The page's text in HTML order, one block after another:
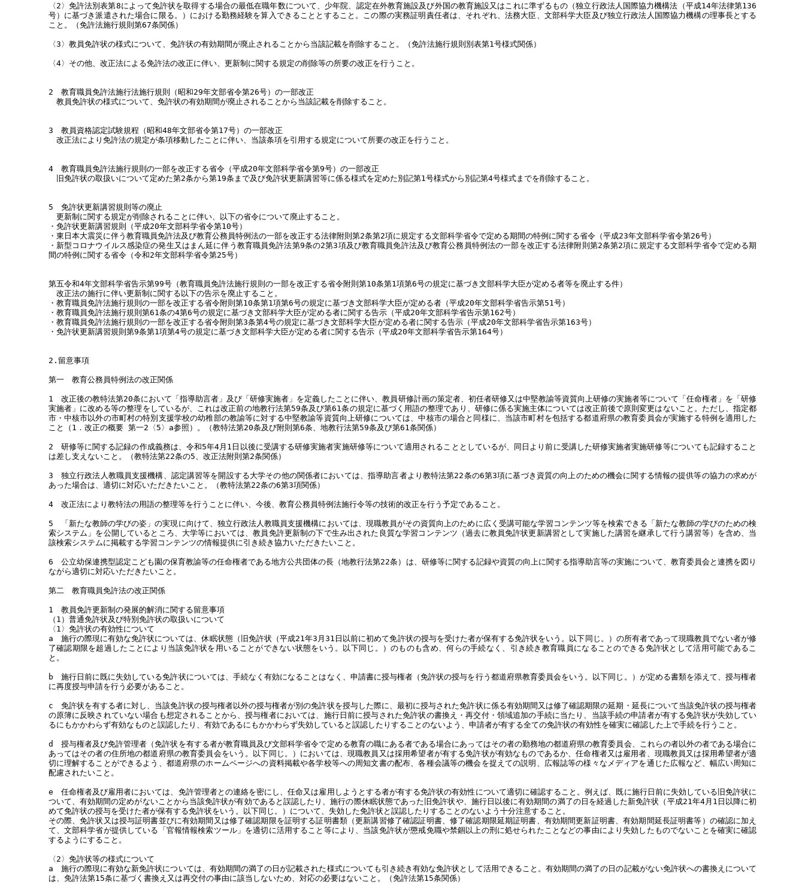
〈2〉免許法別表第8によって免許状を取得する場合の最低在職年数について、少年院、認定在外教育施設及び外国の教育施設又はこれに準ずるもの（独立行政法人国際協力機構法（平成14年法律第136
号）に基づき派遣された場合に限る。）における勤務経験を算入できることとすること。この際の実務証明責任者は、それぞれ、法務大臣、文部科学大臣及び独立行政法人国際協力機構の理事長とする
こと。（免許法施行規則第67条関係）
〈3〉教員免許状の様式について、免許状の有効期間が廃止されることから当該記載を削除すること。（免許法施行規則別表第1号様式関係）
〈4〉その他、改正法による免許法の改正に伴い、更新制に関する規定の削除等の所要の改正を行うこと。
2 教育職員免許法施行法施行規則（昭和29年文部省令第26号）の一部改正
教員免許状の様式について、免許状の有効期間が廃止されることから当該記載を削除すること。
3 教員資格認定試験規程（昭和48年文部省令第17号）の一部改正
改正法により免許法の規定が条項移動したことに伴い、当該条項を引用する規定について所要の改正を行うこと。
4 教育職員免許法施行規則の一部を改正する省令（平成20年文部科学省令第9号）の一部改正
旧免許状の取扱いについて定めた第2条から第19条まで及び免許状更新講習等に係る様式を定めた別記第1号様式から別記第4号様式までを削除すること。
5 免許状更新講習規則等の廃止
更新制に関する規定が削除されることに伴い、以下の省令について廃止すること。
・免許状更新講習規則（平成20年文部科学省令第10号）
・東日本大震災に伴う教育職員免許法及び教育公務員特例法の一部を改正する法律附則第2条第2項に規定する文部科学省令で定める期間の特例に関する省令（平成23年文部科学省令第26号）
・新型コロナウイルス感染症の発生又はまん延に伴う教育職員免許法第9条の2第3項及び教育職員免許法及び教育公務員特例法の一部を改正する法律附則第2条第2項に規定する文部科学省令で定める期
間の特例に関する省令（令和2年文部科学省令第25号）
第五令和4年文部科学省告示第99号（教育職員免許法施行規則の一部を改正する省令附則第10条第1項第6号の規定に基づき文部科学大臣が定める者等を廃止する件）
改正法の施行に伴い更新制に関する以下の告示を廃止すること。
・教育職員免許法施行規則の一部を改正する省令附則第10条第1項第6号の規定に基づき文部科学大臣が定める者（平成20年文部科学省告示第51号）
・教育職員免許法施行規則第61条の4第6号の規定に基づき文部科学大臣が定める者に関する告示（平成20年文部科学省告示第162号）
・教育職員免許法施行規則の一部を改正する省令附則第3条第4号の規定に基づき文部科学大臣が定める者に関する告示（平成20年文部科学省告示第163号）
・免許状更新講習規則第9条第1項第4号の規定に基づき文部科学大臣が定める者に関する告示（平成20年文部科学省告示第164号）
2.留意事項
第一 教育公務員特例法の改正関係
1 改正後の教特法第20条において「指導助言者」及び「研修実施者」を定義したことに伴い、教員研修計画の策定者、初任者研修又は中堅教諭等資質向上研修の実施者等について「任命権者」を「研修
実施者」に改める等の整理をしているが、これは改正前の地教行法第59条及び第61条の規定に基づく用語の整理であり、研修に係る実施主体については改正前後で原則変更はないこと。ただし、指定都
市・中核市以外の市町村の特別支援学校の幼稚部の教諭等に対する中堅教諭等資質向上研修については、中核市の場合と同様に、当該市町村を包括する都道府県の教育委員会が実施する特例を適用した
こと（1．改正の概要 第一2〈5〉a参照）。（教特法第20条及び附則第6条、地教行法第59条及び第61条関係）
2 研修等に関する記録の作成義務は、令和5年4月1日以後に受講する研修実施者実施研修等について適用されることとしているが、同日より前に受講した研修実施者実施研修等についても記録すること
は差し支えないこと。（教特法第22条の5、改正法附則第2条関係）
3 独立行政法人教職員支援機構、認定講習等を開設する大学その他の関係者においては、指導助言者より教特法第22条の6第3項に基づき資質の向上のための機会に関する情報の提供等の協力の求めが
あった場合は、適切に対応いただきたいこと。（教特法第22条の6第3項関係）
4 改正法により教特法の用語の整理等を行うことに伴い、今後、教育公務員特例法施行令等の技術的改正を行う予定であること。
5 「新たな教師の学びの姿」の実現に向けて、独立行政法人教職員支援機構においては、現職教員がその資質向上のために広く受講可能な学習コンテンツ等を検索できる「新たな教師の学びのための検
索システム」を公開しているところ、大学等においては、教員免許更新制の下で生み出された良質な学習コンテンツ（過去に教員免許状更新講習として実施した講習を継承して行う講習等）を含め、当
該検索システムに掲載する学習コンテンツの情報提供に引き続き協力いただきたいこと。
6 公立幼保連携型認定こども園の保育教諭等の任命権者である地方公共団体の長（地教行法第22条）は、研修等に関する記録や資質の向上に関する指導助言等の実施について、教育委員会と連携を図り
ながら適切に対応いただきたいこと。
第二 教育職員免許法の改正関係
1 教員免許更新制の発展的解消に関する留意事項
（1）普通免許状及び特別免許状の取扱いについて
〈1〉免許状の有効性について
a 施行の際現に有効な免許状については、休眠状態（旧免許状（平成21年3月31日以前に初めて免許状の授与を受けた者が保有する免許状をいう。以下同じ。）の所有者であって現職教員でない者が修
了確認期限を超過したことにより当該免許状を用いることができない状態をいう。以下同じ。）のものも含め、何らの手続なく、引き続き教育職員になることのできる免許状として活用可能であるこ
と。
b 施行日前に既に失効している免許状については、手続なく有効になることはなく、申請書に授与権者（免許状の授与を行う都道府県教育委員会をいう。以下同じ。）が定める書類を添えて、授与権者
に再度授与申請を行う必要があること。
c 免許状を有する者に対し、当該免許状の授与権者以外の授与権者が別の免許状を授与した際に、最初に授与された免許状に係る有効期間又は修了確認期限の延期・延長について当該免許状の授与権者
の原簿に反映されていない場合も想定されることから、授与権者においては、施行日前に授与された免許状の書換え・再交付・領域追加の手続に当たり、当該手続の申請者が有する免許状が失効してい
るにもかかわらず有効なものと誤認したり、有効であるにもかかわらず失効していると誤認したりすることのないよう、申請者が有する全ての免許状の有効性を確実に確認した上で手続を行うこと。
d 授与権者及び免許管理者（免許状を有する者が教育職員及び文部科学省令で定める教育の職にある者である場合にあってはその者の勤務地の都道府県の教育委員会、これらの者以外の者である場合に
あってはその者の住所地の都道府県の教育委員会をいう。以下同じ。）においては、現職教員又は採用希望者が有する免許状が有効なものであるか、任命権者又は雇用者、現職教員又は採用希望者が適
切に理解することができるよう、都道府県のホームページへの資料掲載や各学校等への周知文書の配布、各種会議等の機会を捉えての説明、広報誌等の様々なメディアを通じた広報など、幅広い周知に
配慮されたいこと。
e 任命権者及び雇用者においては、免許管理者との連絡を密にし、任命又は雇用しようとする者が有する免許状の有効性について適切に確認すること。例えば、既に施行日前に失効している旧免許状に
ついて、有効期間の定めがないことから当該免許状が有効であると誤認したり、施行の際休眠状態であった旧免許状や、施行日以後に有効期間の満了の日を経過した新免許状（平成21年4月1日以降に初
めて免許状の授与を受けた者が保有する免許状をいう。以下同じ。）について、失効した免許状と誤認したりすることのないよう十分注意すること。
その際、免許状又は授与証明書並びに有効期間又は修了確認期限を証明する証明書類（更新講習修了確認証明書、修了確認期限延期証明書、有効期間更新証明書、有効期間延長証明書等）の確認に加え
て、文部科学省が提供している「官報情報検索ツール」を適切に活用すること等により、当該免許状が懲戒免職や禁錮以上の刑に処せられたことなどの事由により失効したものでないことを確実に確認
するようにすること。
〈2〉免許状等の様式について
a 施行の際現に有効な新免許状については、有効期間の満了の日が記載された様式についても引き続き有効な免許状として活用できること。有効期間の満了の日の記載がない免許状への書換えについて
は、免許法第15条に基づく書換え又は再交付の事由に該当しないため、対応の必要はないこと。（免許法第15条関係）